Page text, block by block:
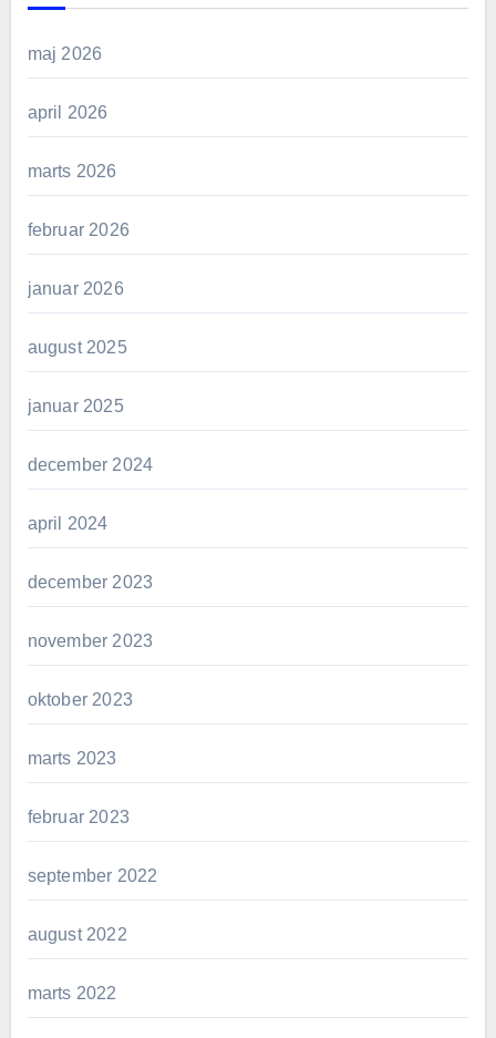
maj 2026
april 2026
marts 2026
februar 2026
januar 2026
august 2025
januar 2025
december 2024
april 2024
december 2023
november 2023
oktober 2023
marts 2023
februar 2023
september 2022
august 2022
marts 2022